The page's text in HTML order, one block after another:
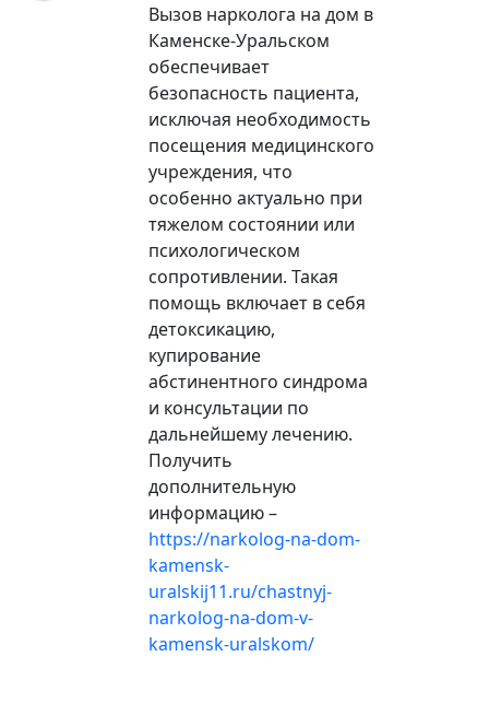
Вызов нарколога на дом в
Каменске-Уральском
обеспечивает
безопасность пациента,
исключая необходимость
посещения медицинского
учреждения, что
особенно актуально при
тяжелом состоянии или
психологическом
сопротивлении. Такая
помощь включает в себя
детоксикацию,
купирование
абстинентного синдрома
и консультации по
дальнейшему лечению.
Получить
дополнительную
информацию –
https://narkolog-na-dom-
kamensk-
uralskij11.ru/chastnyj-
narkolog-na-dom-v-
kamensk-uralskom/